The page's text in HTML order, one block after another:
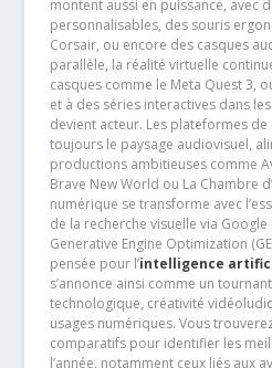
montent aussi en puissance, avec
personnalisables, des souris
Corsair, ou encore des casques
parallèle, la réalité virtuelle
casques comme le Meta Quest 3,
et à des séries interactives dans
devient acteur. Les plateformes
toujours le paysage audiovisuel,
productions ambitieuses comme
Brave New World ou La Chambre
numérique se transforme avec
de la recherche visuelle via
Generative Engine Optimization
pensée pour l’intelligence
s’annonce ainsi comme un
technologique, créativité
usages numériques. Vous
comparatifs pour identifier les
l’année, notamment ceux liés aux